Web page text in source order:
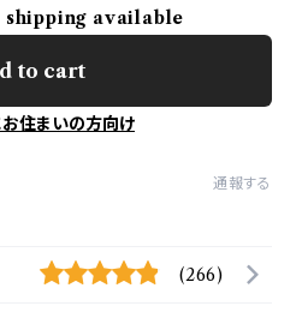
available
to cart
住まいの方向け
通報する
(266)